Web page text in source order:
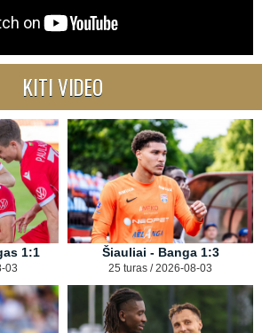
KITI VIDEO
1:1
03
Šiauliai - Banga 1:3
25 turas / 2026-08-03